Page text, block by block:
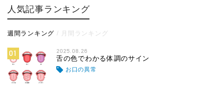
人気記事ランキング
週間ランキング 月間ランキング
01 2025.08.26
舌の色でわかる体調のサイン
お口の異常